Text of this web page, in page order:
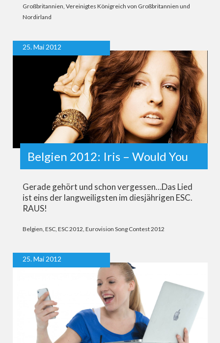
Großbritannien, Vereinigtes Königreich von Großbritannien und
Nordirland
25. Mai 2012
Belgien 2012: Iris – Would You
Gerade gehört und schon vergessen…Das Lied
ist eins der langweiligsten im diesjährigen ESC.
RAUS!
Belgien ESC, ESC 2012 Eurovision Song Contest 2012
25. Mai 2012